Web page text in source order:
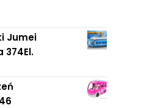
Jumei
374El.